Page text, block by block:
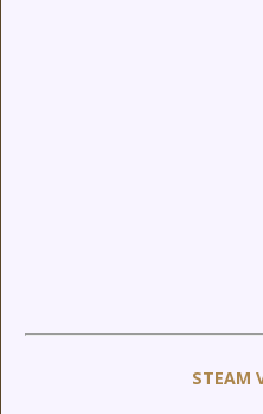
STEAM